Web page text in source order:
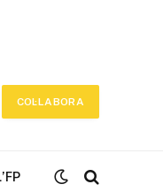
COL·LABORA